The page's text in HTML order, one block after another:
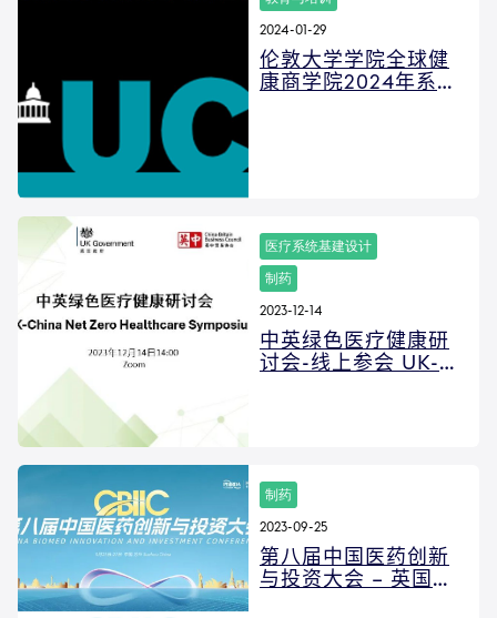
2024-01-29
伦敦大学学院全球健
康商学院2024年系列
医疗系统基建设计
制药
2023-12-14
中英绿色医疗健康研
讨会-线上参会 UK-
制药
2023-09-25
第八届中国医药创新
与投资大会 – 英国路